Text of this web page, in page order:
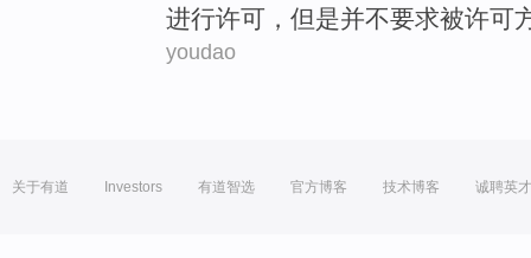
进行许可 ， 但是并不要求被许可
youdao
关于有道 Investors 有道智选 官方博客 技术博客 诚聘英才